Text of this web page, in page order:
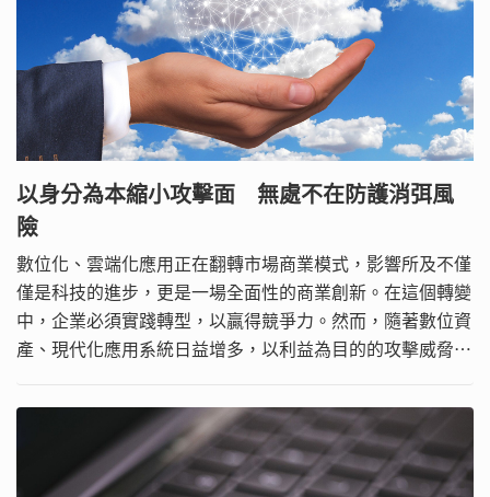
以身分為本縮小攻擊面 無處不在防護消弭風
險
數位化、雲端化應用正在翻轉市場商業模式，影響所及不僅
僅是科技的進步，更是一場全面性的商業創新。在這個轉變
中，企業必須實踐轉型，以贏得競爭力。然而，隨著數位資
產、現代化應用系統日益增多，以利益為目的的攻擊威脅手
補的損害。